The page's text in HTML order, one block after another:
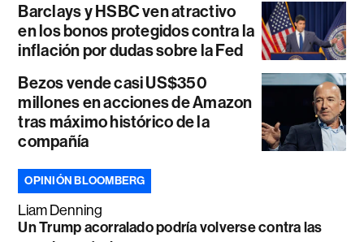
Barclays y HSBC ven atractivo
en los bonos protegidos contra la
inflación por dudas sobre la Fed
Bezos vende casi US$350
millones en acciones de Amazon
tras máximo histórico de la
compañía
OPINIÓN BLOOMBERG
Liam Denning
Un Trump acorralado podría volverse contra las